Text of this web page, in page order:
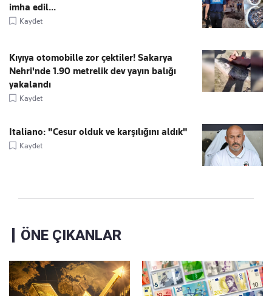
imha edil...
Kaydet
Kıyıya otomobille zor çektiler! Sakarya
Nehri'nde 1.90 metrelik dev yayın balığı
yakalandı
Kaydet
Italiano: "Cesur olduk ve karşılığını aldık"
Kaydet
ÖNE ÇIKANLAR